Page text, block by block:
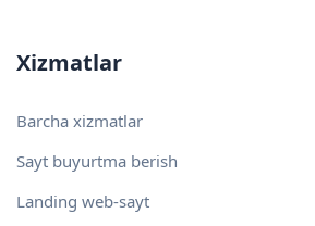
Xizmatlar
Barcha xizmatlar
Sayt buyurtma berish
Landing web-sayt